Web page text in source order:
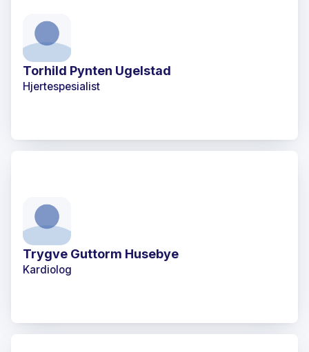
Torhild Pynten Ugelstad
Hjertespesialist
Trygve Guttorm Husebye
Kardiolog